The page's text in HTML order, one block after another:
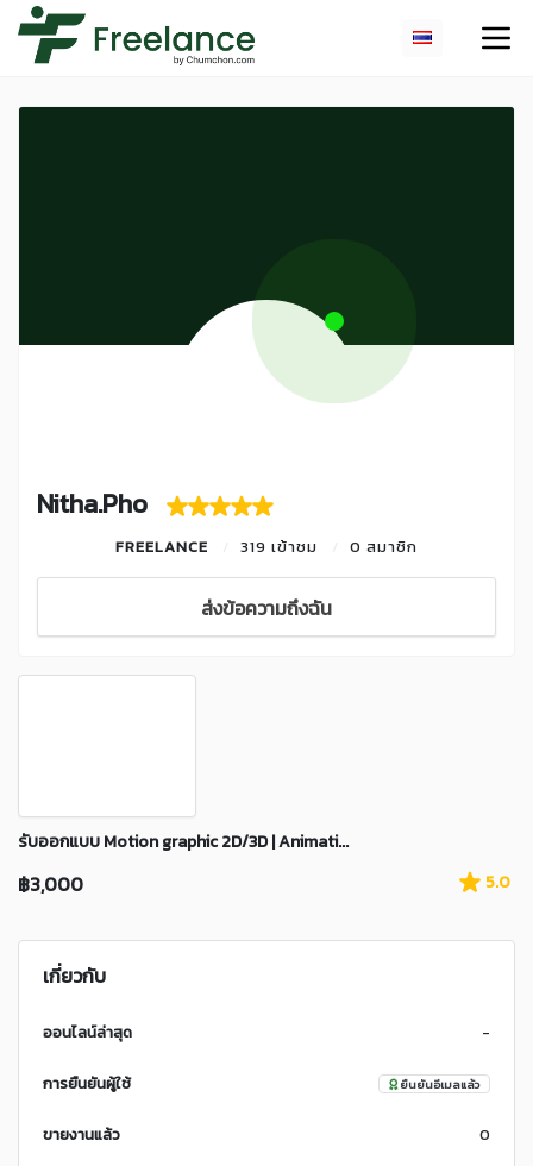
Nitha.Pho
FREELANCE 319 เข้าชม 0 สมาชิก
ส่งข้อความถึงฉัน
รับออกแบบ Motion graphic 2D/3D | Animati...
฿3,000 5.0
เกี่ยวกับ
ออนไลน์ล่าสุด -
การยืนยันผู้ใช้ ยืนยันอีเมลแล้ว
ขายงานแล้ว 0